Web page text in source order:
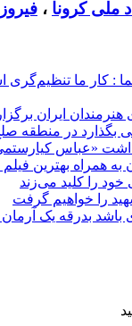
ملی کرونا ،
: کار ما
هنرمندان ایران
بگذارد در منطقه
«عباس
همراه بهترین
خود را کلید می‌زند
را خواهیم گرفت
باشد بدرقه یک